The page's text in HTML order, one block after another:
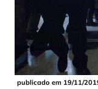
publicado em 19/11/